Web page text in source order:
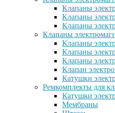
Клапаны
Клапаны
Клапаны
Клапаны
Клапаны
Клапаны
Клапаны
Клапан
Катушки
Ремкомплекты для
Катушки
Мембраны